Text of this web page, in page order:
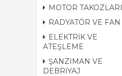
MOTOR TAKOZLARI
RADYATÖR VE FAN
ELEKTRİK VE
ATEŞLEME
ŞANZIMAN VE
DEBRİYAJ